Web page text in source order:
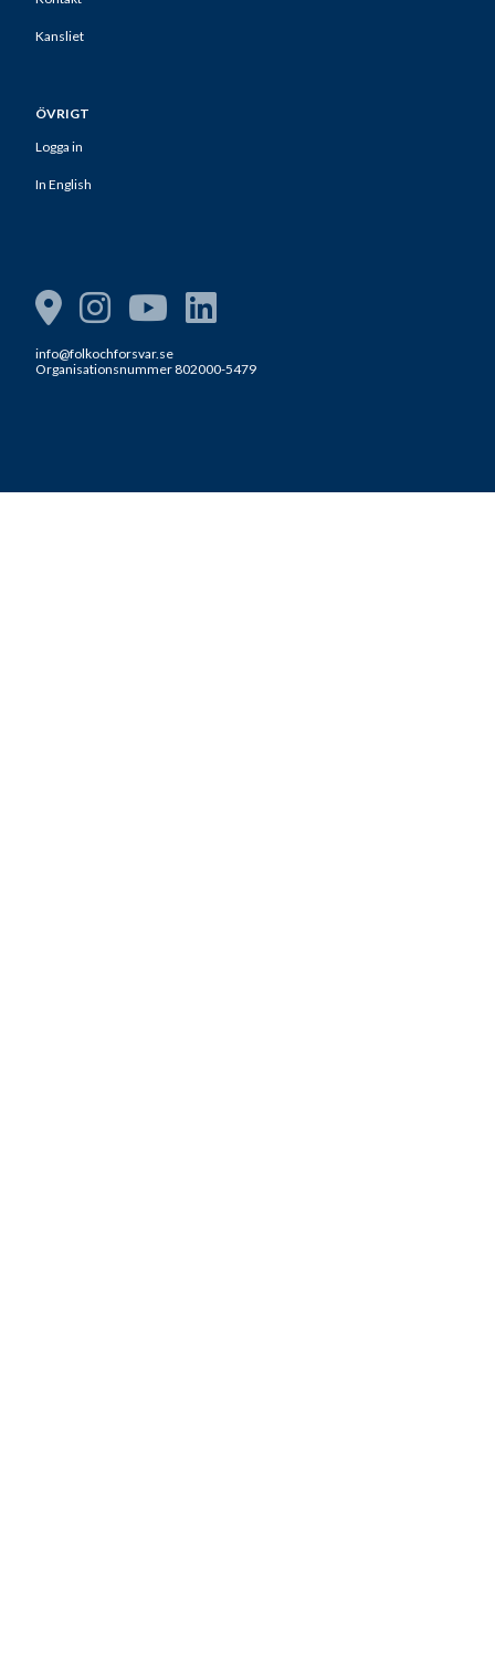
Kansliet
ÖVRIGT
Logga in
In English
info@folkochforsvar.se
Organisationsnummer 802000-5479